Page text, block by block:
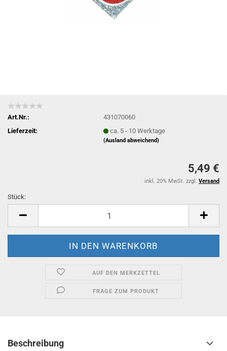
Art.Nr.:
431070060
Lieferzeit:
ca. 5 - 10 Werktage
(Ausland abweichend)
5,49 €
inkl. 20% MwSt. zzgl. Versand
Stück:
AUF DEN MERKZETTEL
FRAGE ZUM PRODUKT
Beschreibung